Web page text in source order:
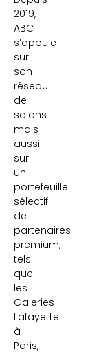
2019,
ABC
s’appuie
sur
son
réseau
de
salons
mais
aussi
sur
un
portefeuille
sélectif
de
partenaires
premium,
tels
que
les
Galeries
Lafayette
à
Paris,